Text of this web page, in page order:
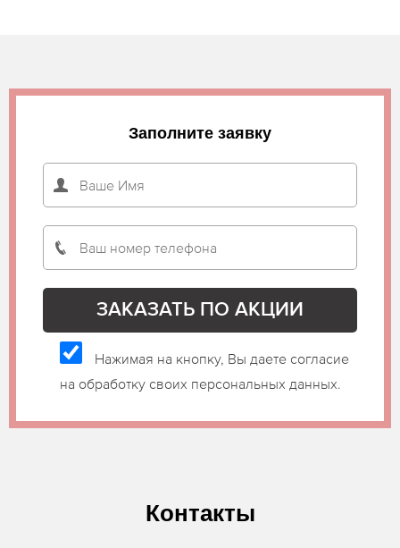
Заполните заявку
Нажимая на кнопку, Вы даете согласие
на обработку своих персональных данных.
Контакты